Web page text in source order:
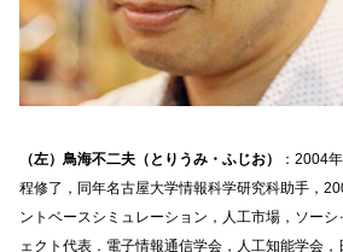
（左）鳥海不二夫（とりうみ・ふじお）
：2004
程修了，同年名古屋大学情報科学研究科助手，
ントベースシミュレーション，人工市場，ソー
ェクト代表．電子情報通信学会，人工知能学会